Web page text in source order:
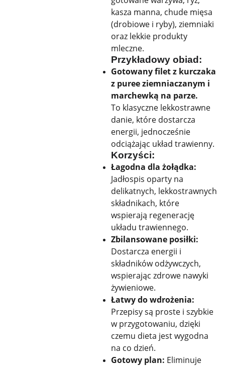
kasza manna, chude mięsa
(drobiowe i ryby), ziemniaki
oraz lekkie produkty
mleczne.
Przykładowy obiad:
Gotowany filet z kurczaka
z puree ziemniaczanym i
marchewką na parze.
To klasyczne lekkostrawne
danie, które dostarcza
energii, jednocześnie
odciążając układ trawienny.
Korzyści:
Łagodna dla żołądka:
Jadłospis oparty na
delikatnych, lekkostrawnych
składnikach, które
wspierają regenerację
układu trawiennego.
Zbilansowane posiłki:
Dostarcza energii i
składników odżywczych,
wspierając zdrowe nawyki
żywieniowe.
Łatwy do wdrożenia:
Przepisy są proste i szybkie
w przygotowaniu, dzięki
czemu dieta jest wygodna
na co dzień.
Gotowy plan: Eliminuje